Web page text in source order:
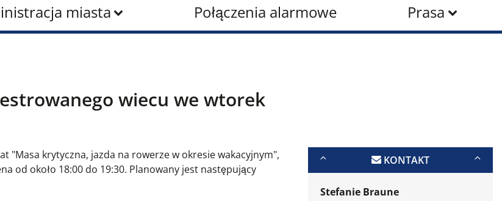
miasta Połączenia alarmowe Prasa
wiecu we wtorek
"Masa krytyczna, jazda na rowerze w okresie wakacyjnym",
od około 18:00 do 19:30. Planowany jest następujący
KONTAKT
Stefanie Braune